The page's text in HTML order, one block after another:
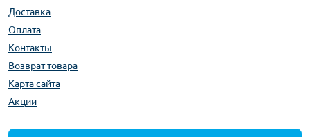
Доставка
Оплата
Контакты
Возврат товара
Карта сайта
Акции